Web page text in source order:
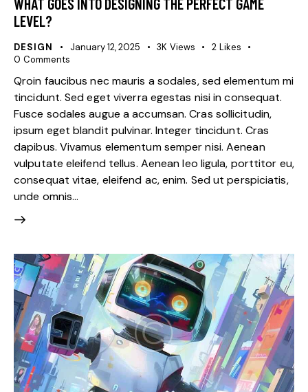
WHAT GOES INTO DESIGNING THE PERFECT GAME
LEVEL?
DESIGN January 12, 2025 3K Views 2 Likes
0 Comments
Qroin faucibus nec mauris a sodales, sed elementum mi
tincidunt. Sed eget viverra egestas nisi in consequat.
Fusce sodales augue a accumsan. Cras sollicitudin,
ipsum eget blandit pulvinar. Integer tincidunt. Cras
dapibus. Vivamus elementum semper nisi. Aenean
vulputate eleifend tellus. Aenean leo ligula, porttitor eu,
consequat vitae, eleifend ac, enim. Sed ut perspiciatis,
unde omnis…